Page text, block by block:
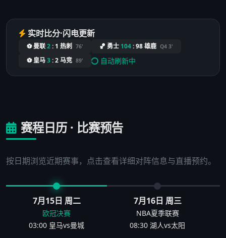
实时比分·闪电更新
⚽ 曼联2: 1 热刺 76' 🏀 勇士 104:98雄鹿 Q4 3'
⚽ 皇马3:2马竞 89' 自动刷新中
赛程日历 · 比赛预告
按日期浏览近期赛事，点击查看详细对阵信息与直播预约。
7月15日 周二
欧冠决赛
03:00 皇马vs曼城
7月16日 周三
NBA夏季联赛
08:30 湖人vs太阳